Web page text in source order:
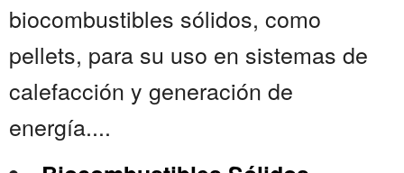
biocombustibles sólidos, como
pellets, para su uso en sistemas de
calefacción y generación de
energía....